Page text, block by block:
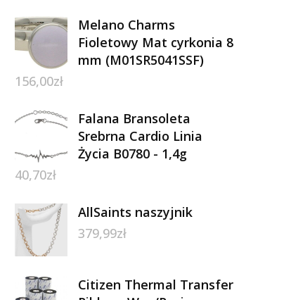
Melano Charms
Fioletowy Mat cyrkonia 8
mm (M01SR5041SSF)
156,00zł
Falana Bransoleta
Srebrna Cardio Linia
Życia B0780 - 1,4g
40,70zł
AllSaints naszyjnik
379,99zł
Citizen Thermal Transfer